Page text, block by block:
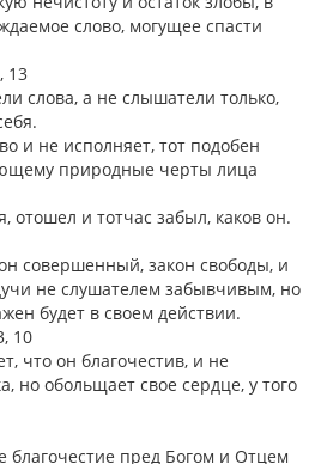
слово, могущее спасти
13
слова, а не слышатели только,
и не исполняет, тот подобен
природные черты лица
отошел и тотчас забыл, каков он.
совершенный, закон свободы, и
не слушателем забывчивым, но
будет в своем действии.
10
что он благочестив, и не
но обольщает свое сердце, у того
благочестие пред Богом и Отцем